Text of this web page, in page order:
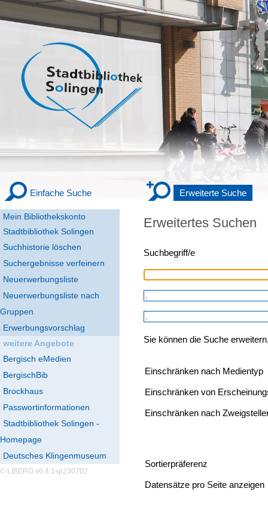
Mein Bibliothekskonto
Stadtbibliothek Solingen
Einfache Suche Erweiterte Suche
Suchhistorie löschen
Suchergebnisse verfeinern
Neuerwerbungsliste
Neuerwerbungsliste nach
Gruppen
Erwerbungsvorschlag
weitere Angebote
Bergisch eMedien
BergischBib
Brockhaus
Passwortinformationen
Stadtbibliothek Solingen -
Homepage
Deutsches Klingenmuseum
© LIBERO v6.4.1sp230702
Erweitertes Suchen
Sie können die Suche
Suchbegriff/e
Einschränken von
Datensätze pro Seite anzeigen
Einschränken nach
Einschränken nach Medientyp
Sortierpräferenz